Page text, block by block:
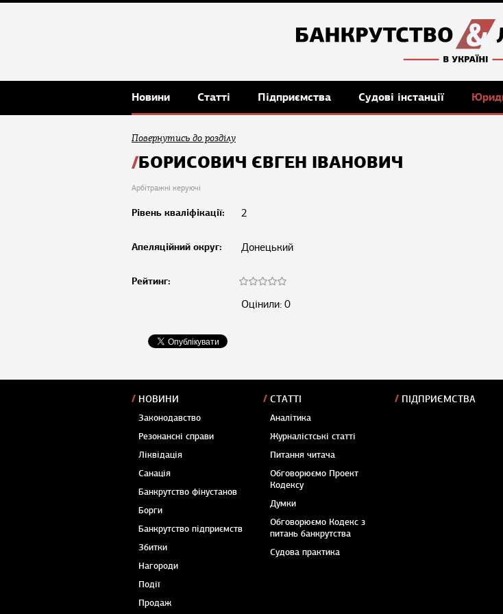
Новини Статті Підприємства Судові інстанції
Повернутись до розділу
БОРИСОВИЧ ЄВГЕН ІВАНОВИЧ
Арбітражні керуючі
Рівень кваліфікації: 2
Апеляційний округ: Донецький
Рейтинг:
Оцінили: 0
НОВИНИ
Законодавство
Резонансні справи
Ліквідація
Санація
Банкрутство фінустанов
Борги
Банкрутство підприємств
Збитки
Нагороди
Події
Продаж
СТАТТІ
Аналітика
Журналістські статті
Питання читача
Обговорюємо Проект
Кодексу
Думки
Обговорюємо Кодекс з
питань банкрутства
Судова практика
ПІДПРИЄМСТВА